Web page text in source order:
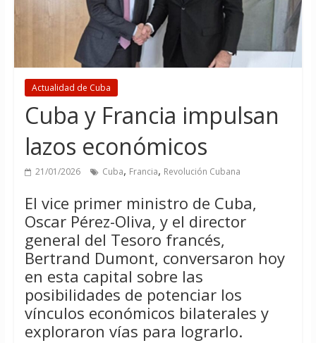
Actualidad de Cuba
Cuba y Francia impulsan
lazos económicos
21/01/2026 Cuba, Francia, Revolución Cubana
El vice primer ministro de Cuba,
Oscar Pérez-Oliva, y el director
general del Tesoro francés,
Bertrand Dumont, conversaron hoy
en esta capital sobre las
posibilidades de potenciar los
vínculos económicos bilaterales y
exploraron vías para lograrlo.